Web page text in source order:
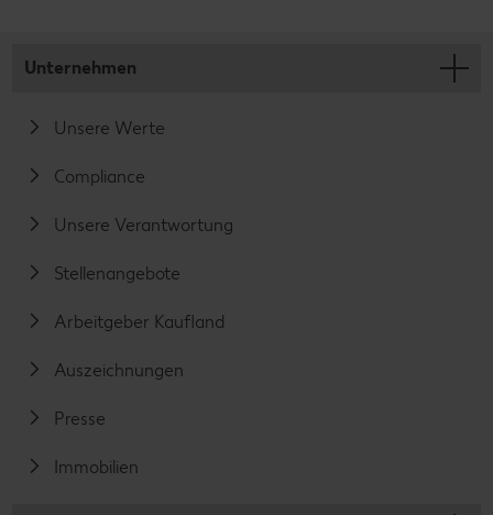
Unternehmen
Unsere Werte
Compliance
Unsere Verantwortung
Stellenangebote
Arbeitgeber Kaufland
Auszeichnungen
Presse
Immobilien